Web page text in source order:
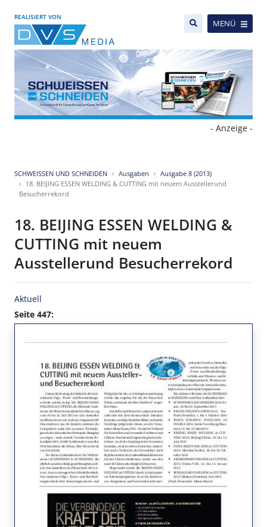
REALISIERT VON
MENÜ
- Anzeige -
SCHWEISSEN UND SCHNEIDEN Ausgaben
Ausgabe 8 (2013)
18. BEIJING ESSEN WELDING & CUTTING mit neuem Ausstellerund
Besucherrekord
18. BEIJING ESSEN WELDING &
CUTTING mit neuem
Ausstellerund Besucherrekord
Aktuell
Seite 447: